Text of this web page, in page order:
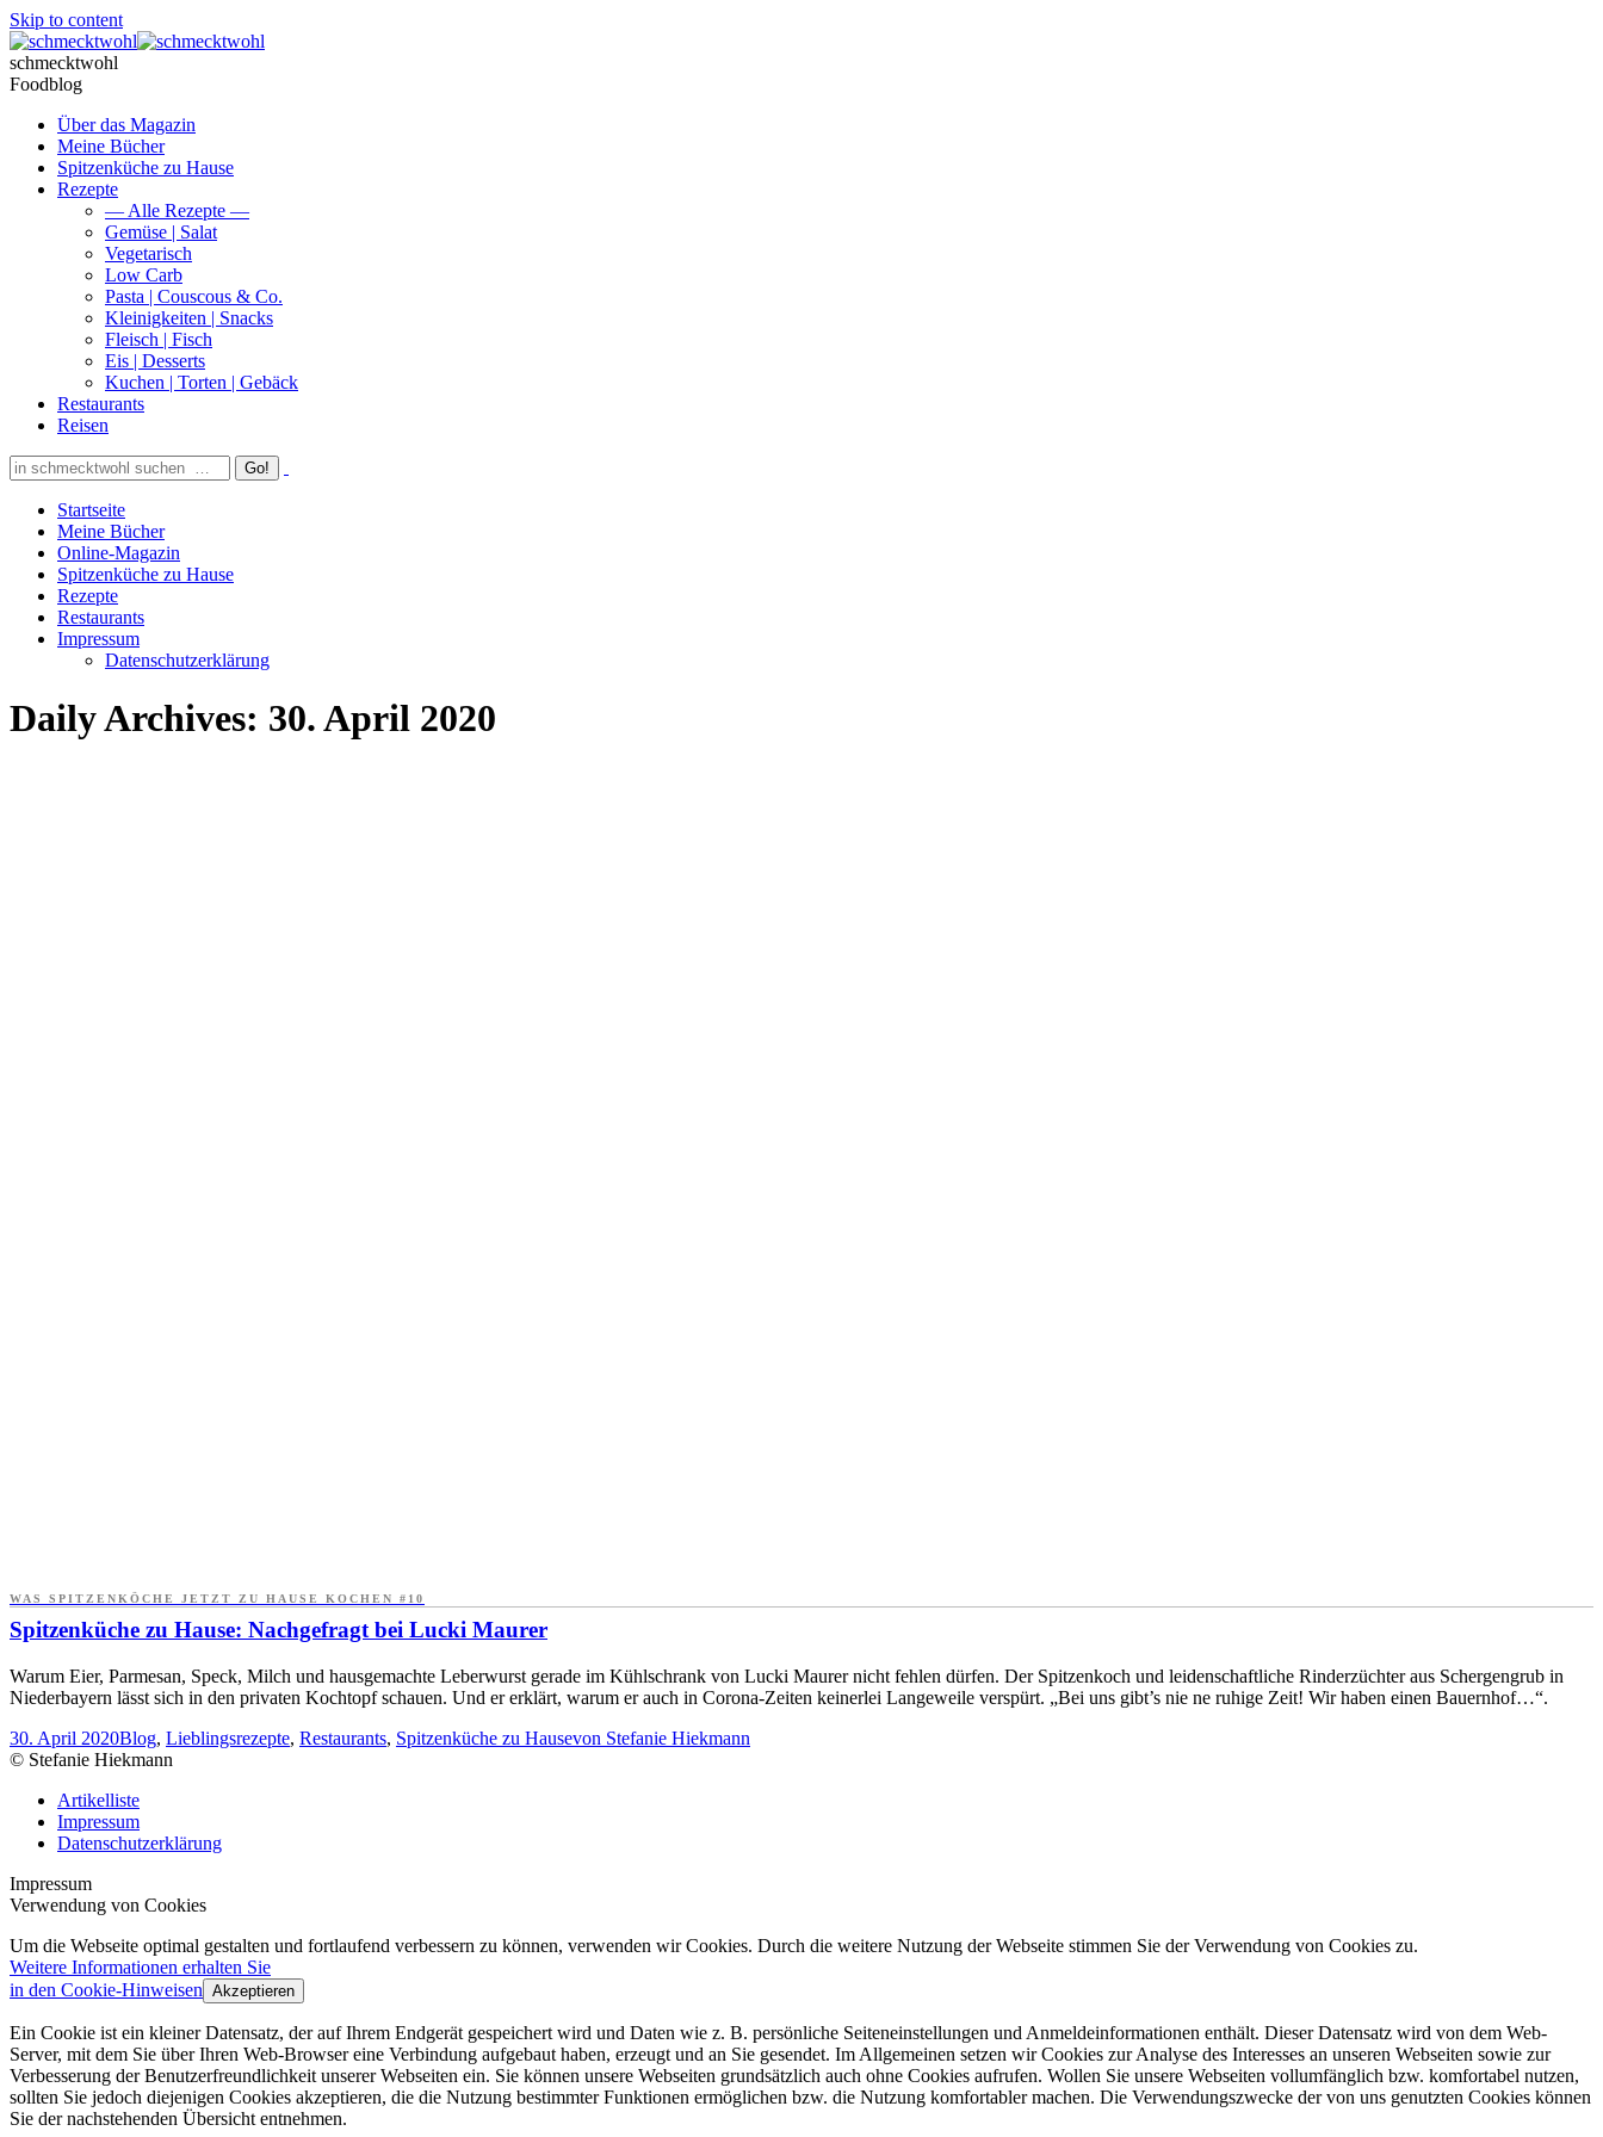
Skip to content
schmecktwohl
Foodblog
Über das Magazin
Meine Bücher
Spitzenküche zu Hause
Rezepte
— Alle Rezepte —
Gemüse | Salat
Vegetarisch
Low Carb
Pasta | Couscous & Co.
Kleinigkeiten | Snacks
Fleisch | Fisch
Eis | Desserts
Kuchen | Torten | Gebäck
Restaurants
Reisen
Startseite
Meine Bücher
Online-Magazin
Spitzenküche zu Hause
Rezepte
Restaurants
Impressum
Datenschutzerklärung
Daily Archives: 30. April 2020
WAS SPITZENKÖCHE JETZT ZU HAUSE KOCHEN #10
Spitzenküche zu Hause: Nachgefragt bei Lucki Maurer
Warum Eier, Parmesan, Speck, Milch und hausgemachte Leberwurst gerade im Kühlschrank von Lucki Maurer nicht fehlen dürfen. Der Spitzenkoch und leidenschaftliche Rinderzüchter aus Schergengrub in
Niederbayern lässt sich in den privaten Kochtopf schauen. Und er erklärt, warum er auch in Corona-Zeiten keinerlei Langeweile verspürt. „Bei uns gibt’s nie ne ruhige Zeit! Wir haben einen Bauernhof…“.
30. April 2020Blog, Lieblingsrezepte, Restaurants, Spitzenküche zu Hausevon Stefanie Hiekmann
© Stefanie Hiekmann
Artikelliste
Impressum
Datenschutzerklärung
Impressum
Verwendung von Cookies
Um die Webseite optimal gestalten und fortlaufend verbessern zu können, verwenden wir Cookies. Durch die weitere Nutzung der Webseite stimmen Sie der Verwendung von Cookies zu.
Weitere Informationen erhalten Sie
in den Cookie-Hinweisen Akzeptieren
Ein Cookie ist ein kleiner Datensatz, der auf Ihrem Endgerät gespeichert wird und Daten wie z. B. persönliche Seiteneinstellungen und Anmeldeinformationen enthält. Dieser Datensatz wird von dem Web-
Server, mit dem Sie über Ihren Web-Browser eine Verbindung aufgebaut haben, erzeugt und an Sie gesendet. Im Allgemeinen setzen wir Cookies zur Analyse des Interesses an unseren Webseiten sowie zur
Verbesserung der Benutzerfreundlichkeit unserer Webseiten ein. Sie können unsere Webseiten grundsätzlich auch ohne Cookies aufrufen. Wollen Sie unsere Webseiten vollumfänglich bzw. komfortabel nutzen,
sollten Sie jedoch diejenigen Cookies akzeptieren, die die Nutzung bestimmter Funktionen ermöglichen bzw. die Nutzung komfortabler machen. Die Verwendungszwecke der von uns genutzten Cookies können
Sie der nachstehenden Übersicht entnehmen.